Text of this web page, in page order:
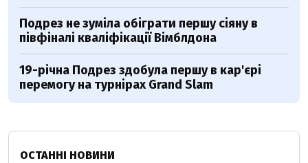
Подрез не зуміла обіграти першу сіяну в
півфіналі кваліфікації Вімблдона
19-річна Подрез здобула першу в кар'єрі
перемогу на турнірах Grand Slam
ОСТАННІ НОВИНИ